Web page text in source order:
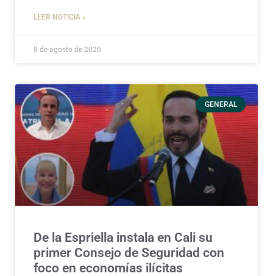
LEER NOTICIA »
8 de agosto de 2026
GENERAL
De la Espriella instala en Cali su
primer Consejo de Seguridad con
foco en economías ilícitas